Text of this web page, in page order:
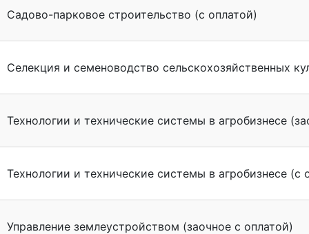
Садово-парковое строительство (с оплатой)
Селекция и семеноводство сельскохозяйственных
Технологии и технические системы в агробизнесе
Технологии и технические системы в агробизнесе (с
Управление землеустройством (заочное с оплатой)